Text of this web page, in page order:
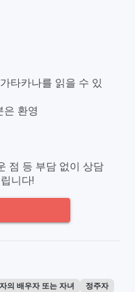
타카나를 읽을 수 있
환영
점 등 부담 없이 상담
니다!
의 배우자 또는 자녀
정주자